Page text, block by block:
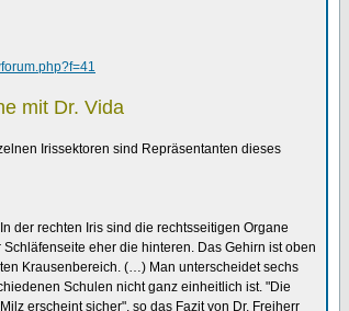
mit Dr. Vida
Irissektoren sind Repräsentanten dieses
der rechten Iris sind die rechtsseitigen Organe
eher die hinteren. Das Gehirn ist oben
Krausenbereich. (…) Man unterscheidet sechs
Schulen nicht ganz einheitlich ist. "Die
erscheint sicher", so das Fazit von Dr. Freiherr